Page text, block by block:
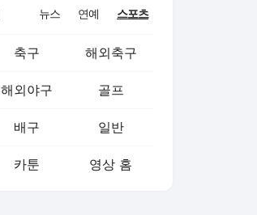
뉴스 연예 스포츠
축구 해외축구
해외야구 골프
배구 일반
카툰 영상 홈